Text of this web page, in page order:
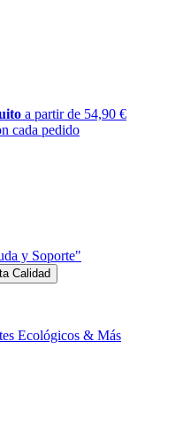
a partir de 54,90 €
cada pedido
y Soporte"
Ecológicos & Más